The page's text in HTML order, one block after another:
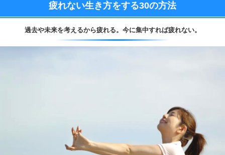
疲れない生き方をする30の方法
過去や未来を考えるから疲れる。 今に集中すれば疲れない。